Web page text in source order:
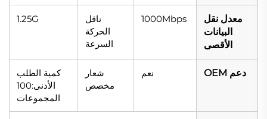
معدل نقل
البيانات
الأقصى
1000Mbps
ناقل
الحركة
السرعة
1.25G
دعم OEM نعم
شعار
مخصص
كمية الطلب
الأدنى:100
المجموعات